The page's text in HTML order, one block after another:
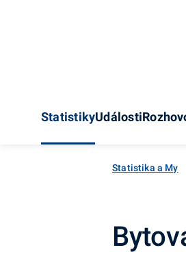
StatistikyUdálosti
Statistika a My